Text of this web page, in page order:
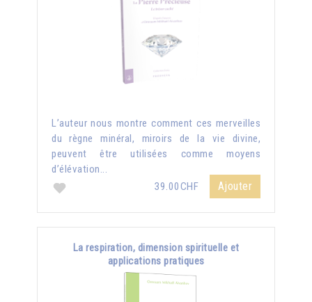
L’auteur nous montre comment ces merveilles
du règne minéral, miroirs de la vie divine,
peuvent être utilisées comme moyens
d’élévation...
39.00CHF
Ajouter
La respiration, dimension spirituelle et
applications pratiques